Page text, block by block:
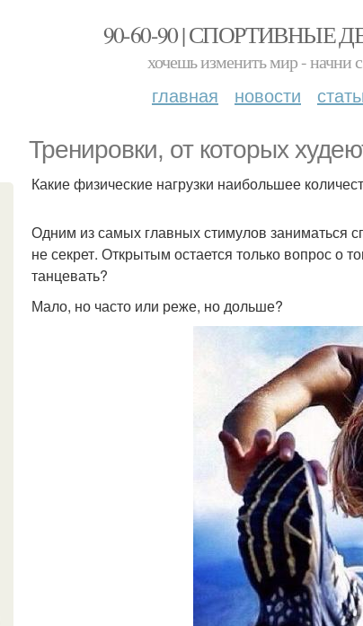
90-60-90 | СПОРТИВНЫЕ
хочешь изменить мир - начни
главная новости
Тренировки, от которых
Какие физические нагрузки наибольшее
Одним из самых главных стимулов заниматься
не секрет. Открытым остается только вопрос о
танцевать?
Мало, но часто или реже, но дольше?